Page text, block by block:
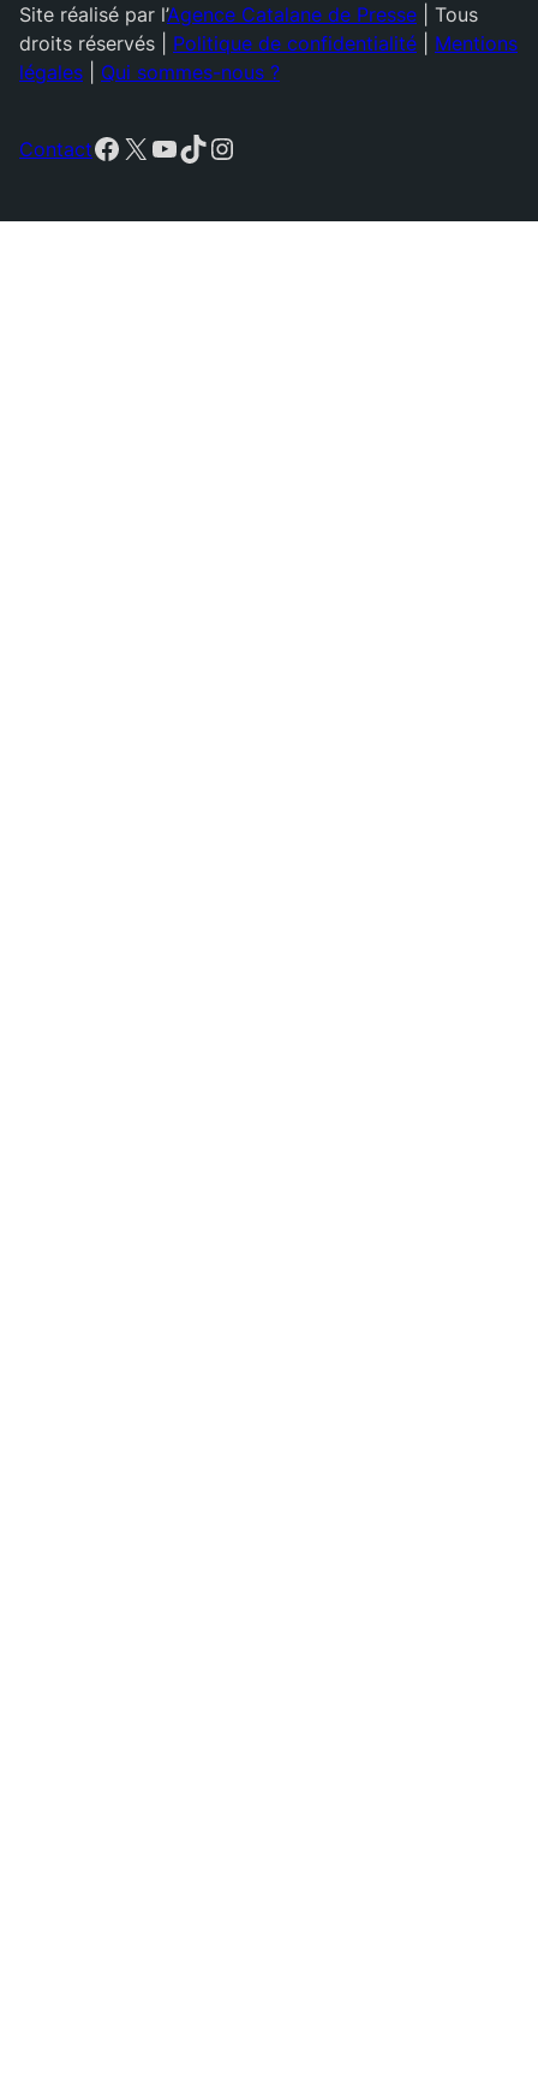
Site réalisé par l’Agence Catalane de Presse | Tous
droits réservés | Politique de confidentialité
Mentions
légales
Qui sommes-nous ?
ContactFacebook
X YouTube
TikTok
Instagram